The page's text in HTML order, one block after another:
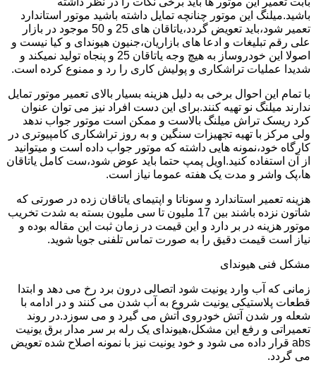
باشید.میلنگ این موتور چنانچه تمایل داشته باشید موتور استاندارد
تعمیر شود،باید تعویض گردد،یاتاقان های 25 و 50 موجود در بازار
علی رقم تبلیغات و ادعا های بازاریان،جنیون هیوندای و کیا نیست و
اصولا این خودروساز به هیچ وجه یاتاقان 25 و پنجاه تولید نمیکند و
شدیدا عملیات تراشکاری و پولیش کاری را رد و ممنوع کرده است.
با تمام این احوال برخی به دلیل هزینه بسیار بالای تعمیر موتور تمایل
ندارند میلنگ نو تهیه کنند.برای این دست افراد نیز می توان عنوان
کرد ریسک تراش میلنگ بالاست و ممکن است موتور جواب ندهد
ولی مرکز با تهیه تجهیزات سنگین و به روز تراشکاری کامپیوتری در
کارگاه خود،نمونه هایی داشته که موتور جواب داده است و میتوانید
از آن استفاده کنید.اویل پمپ حتما باید عوض شود،ست کامل یاتاقان
ها،پک واشر و مدت یک هفته عموما نیاز است.
هزینه تعمیر استاندارد و سوناتا و اپتیمای یاتاقان زده در صورتی که
شاتون نزده باشند بین 17 ملیون تا سی ملیون بسته به شدت تخریب
موتور هزینه در بر دارد و این قیمت در زمان ثبت این مقاله بوده و
نیاز است قیمت دقیق را به صورت تماس تلفنی جویا شوید.
مشکل فنی هیوندای
زمانی که آب وارد یونیت شود اتصالی درون برد رخ می دهد و ابتدا
قطعات پلاستیکی یونیت شروع به آب شدن می کنند و در ادامه با
شعله ور شدن آتش خودروی آتش می گیرد و می سوزد.در روند
تعمیراتی و رفع این مشکل،هیوندای یک رله بر سر مدار برق یونیت
abs قرار داده می شود و خود یونیت نیز با نمونه اصلاح شده تعویض
می گردد.